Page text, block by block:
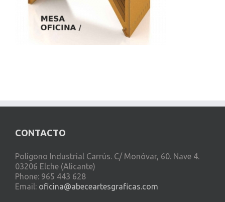
CONTACTO
Polígono Industrial Carrús. C/ Monóvar, 60. Nave 4.
03206 Elche (Alicante)
Phone: 965 443 628
Email: oficina@abeceartesgraficas.com